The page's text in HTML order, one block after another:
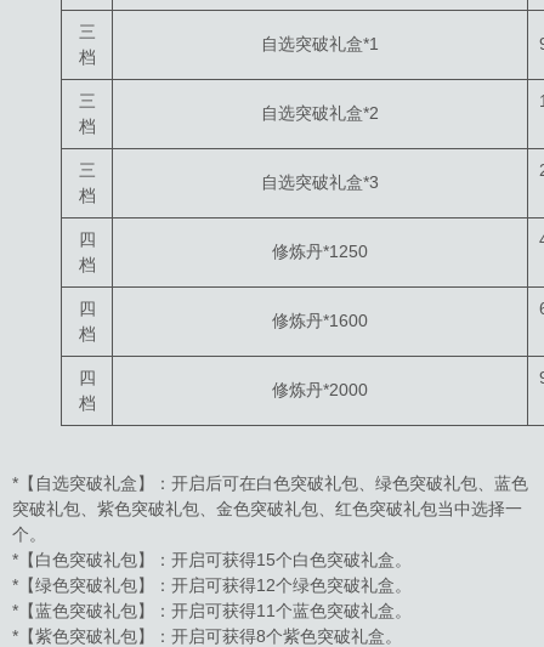
三
档
自选突破礼盒*1
三
档
自选突破礼盒*2
三
档
自选突破礼盒*3
四
档
修炼丹*1250
四
档
修炼丹*1600
四
档
修炼丹*2000
*【自选突破礼盒】：开启后可在白色突破礼包、绿色突破礼包、蓝色
突破礼包、紫色突破礼包、金色突破礼包、红色突破礼包当中选择一
个。
*【白色突破礼包】：开启可获得15个白色突破礼盒。
*【绿色突破礼包】：开启可获得12个绿色突破礼盒。
*【蓝色突破礼包】：开启可获得11个蓝色突破礼盒。
*【紫色突破礼包】：开启可获得8个紫色突破礼盒。